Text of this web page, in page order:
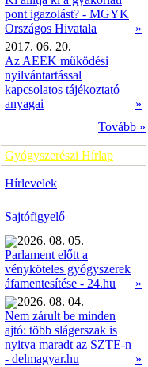
pont igazolást? - MGYK
Országos Hivatala
»
2017. 06. 20.
Az AEEK működési
nyilvántartással
kapcsolatos tájékoztató
anyagai
»
Tovább »
Gyógyszerészi Hírlap
Hírlevelek
Sajtófigyelő
2026. 08. 05.
Parlament előtt a
vényköteles gyógyszerek
áfamentesítése - 24.hu
»
2026. 08. 04.
Nem zárult be minden
ajtó: több slágerszak is
nyitva maradt az SZTE-n
- delmagyar.hu
»